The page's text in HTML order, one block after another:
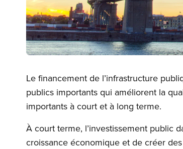
Le financement de l’infrastructure
publics importants qui améliorent la
importants à court et à long terme.
À court terme, l’investissement public
croissance économique et de créer